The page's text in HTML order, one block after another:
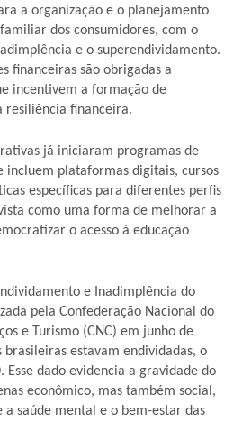
a organização e o planejamento
dos consumidores, com o
e o superendividamento.
financeiras são obrigadas a
incentivem a formação de
resiliência financeira.
já iniciaram programas de
incluem plataformas digitais, cursos
específicas para diferentes perfis
como uma forma de melhorar a
o acesso à educação
e Inadimplência do
pela Confederação Nacional do
e Turismo (CNC) em junho de
brasileiras estavam endividadas, o
Esse dado evidencia a gravidade do
econômico, mas também social,
saúde mental e o bem-estar das